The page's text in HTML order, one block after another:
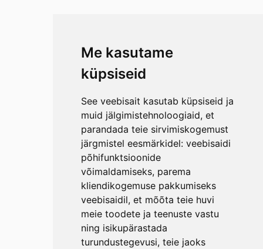
Me kasutame
küpsiseid
See veebisait kasutab küpsiseid ja
muid jälgimistehnoloogiaid, et
parandada teie sirvimiskogemust
järgmistel eesmärkidel: veebisaidi
põhifunktsioonide
võimaldamiseks, parema
kliendikogemuse pakkumiseks
veebisaidil, et mõõta teie huvi
meie toodete ja teenuste vastu
ning isikupärastada
turundustegevusi, teie jaoks